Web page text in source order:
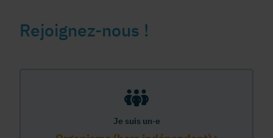
Rejoignez-nous !
Je suis un·e